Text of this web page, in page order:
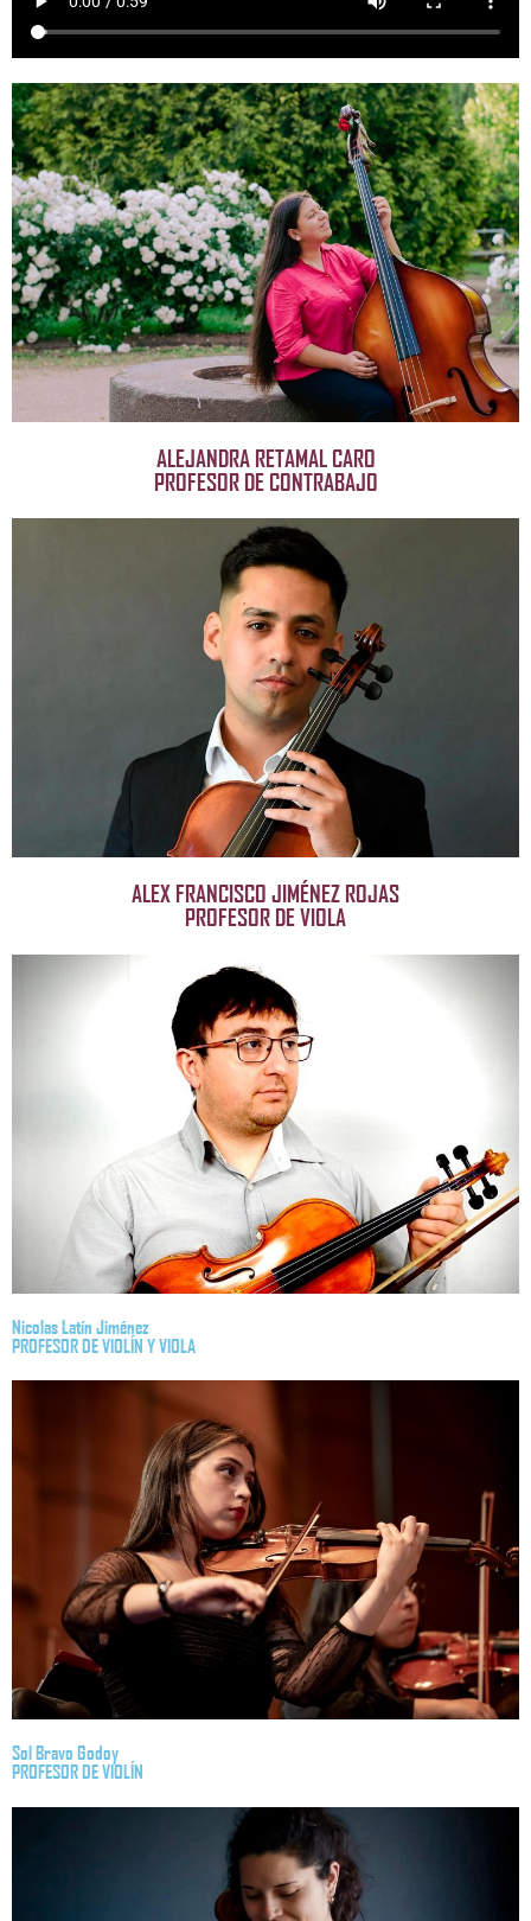
ALEJANDRA RETAMAL CARO
PROFESOR DE CONTRABAJO
ALEX FRANCISCO JIMÉNEZ ROJAS
PROFESOR DE VIOLA
Nicolas Latín Jiménez
PROFESOR DE VIOLÍN Y VIOLA
Sol Bravo Godoy
PROFESOR DE VIOLÍN